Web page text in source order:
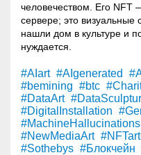
человечеством. Его NFT
сервере; это
нашли дом в культуре и
нуждается.
#AIart #AIgenerated
#bemining #btc
#DataArt
#DigitalInstallation
#MachineHallucinations
#NewMediaArt
#Sothebys #Блокчейн